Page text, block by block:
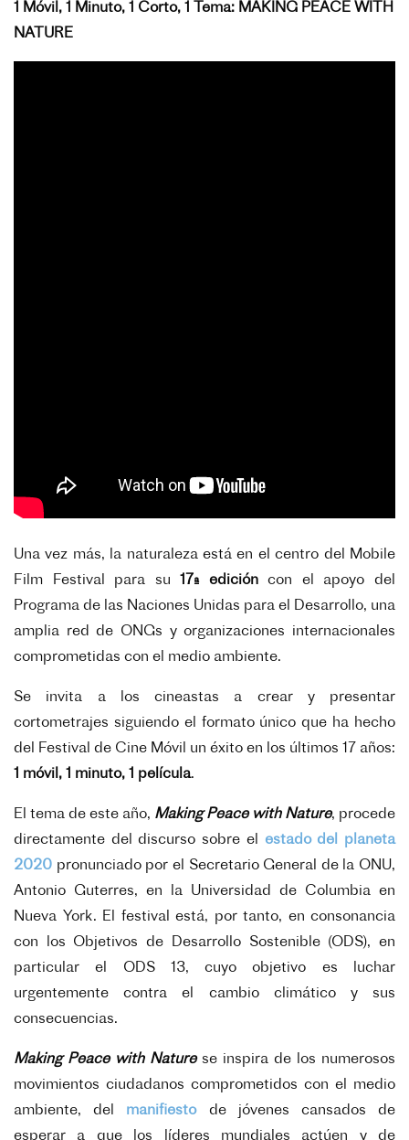
1 Móvil, 1 Minuto, 1 Corto, 1 Tema: MAKING PEACE WITH
NATURE
Una vez más, la naturaleza está en el centro del Mobile
Film Festival para su17ª edicióncon el apoyo de
Programa de las Naciones Unidas para el Desarrollo, una
amplia red de ONGs y organizaciones internacionales
comprometidas con el medio ambiente.
Se invita a los cineastas a crear y presentar
cortometrajes siguiendo el formato único que ha hecho
del
Festival de Cine Móvil un éxito en los últimos 17 años:
1 móvil, 1 minuto, 1 película.
El tema de este año, Making Peace with Nature, procede
directamente del discurso sobre el estado del planeta
2020 pronunciado por el Secretario General de la ONU,
Antonio Guterres, en la Universidad de Columbia en
Nueva York. El festival está, por tanto, en consonancia
con los Objetivos de Desarrollo Sostenible (ODS), en
particular el ODS 13, cuyo objetivo es luchar
urgentemente contra el cambio climático y sus
consecuencias.
Making Peace with Nature se inspira de los numerosos
movimientos ciudadanos comprometidos con el medio
ambiente, del manifiestode jóvenes cansados de
esperar a que los líderes mundiales actúen y de